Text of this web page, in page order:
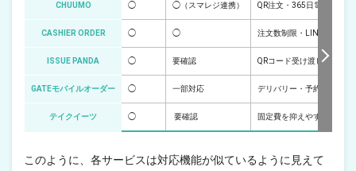
CHUUMO ◯ ◯（スマレジ連携） QR注文・365日電話サポ
CASHIER ORDER ◯ ◯ 注文数制限・LINE通知・
ISSUE PANDA ◯ 要確認 QRコード受け渡し・券売
GATEモバイルオーダー ◯ 一部対応 デリバリー・予約・クーポ
テイクイーツ ◯ 要確認 固定費を抑えやすい料金体
このように、各サービスは対応機能が似ているように見えて